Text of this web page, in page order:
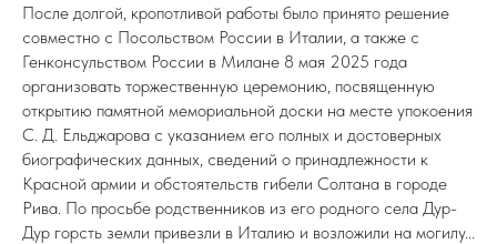
После долгой, кропотливой работы было принято решение
совместно с Посольством России в Италии, а также с
Генконсульством России в Милане 8 мая 2025 года
организовать торжественную церемонию, посвященную
открытию памятной мемориальной доски на месте упокоения
С. Д. Ельджарова с указанием его полных и достоверных
биографических данных, сведений о принадлежности к
Красной армии и обстоятельств гибели Солтана в городе
Рива. По просьбе родственников из его родного села Дур-
Дур горсть земли привезли в Италию и возложили на могилу...